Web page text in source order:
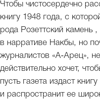
Чтобы чистосердечно
книгу 1948 года, с
рода Розеттский камень
в нарративе Накбы, но
журналистов «А‑Арец»,
действительно хочет,
пусть газета издаст
и распространит ее